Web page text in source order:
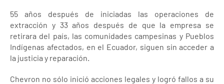
55 años después de iniciadas las operaciones de
extracción y 33 años después de que la empresa se
retirara del país, las comunidades campesinas y Pueblos
Indígenas afectados, en el Ecuador, siguen sin acceder a
la justicia y reparación.
Chevron no sólo inició acciones legales y logró fallos a su